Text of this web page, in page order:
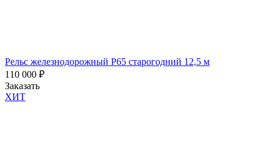
я
ознакомлен
и
согласен
с
Рельс железнодорожный Р65 старогодний 12,5 м
110 000 ₽
Заказать
ХИТ